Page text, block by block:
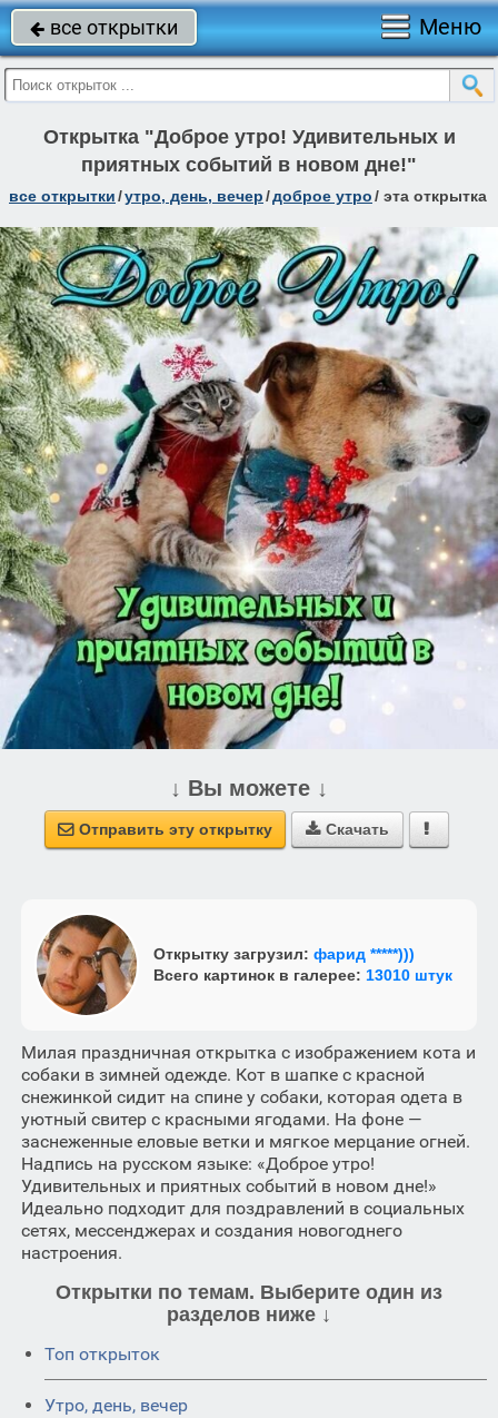
 все открытки Меню
Открытка "Доброе утро! Удивительных и
приятных событий в новом дне!"
все открытки/утро, день, вечер/доброе утро/ эта открытка
↓ Вы можете ↓
 Отправить эту открытку  Скачать 
Открытку загрузил: фарид *****)))
Всего картинок в галерее: 13010 штук
Милая праздничная открытка с изображением кота и
собаки в зимней одежде. Кот в шапке с красной
снежинкой сидит на спине у собаки, которая одета в
уютный свитер с красными ягодами. На фоне —
заснеженные еловые ветки и мягкое мерцание огней.
Надпись на русском языке: «Доброе утро!
Удивительных и приятных событий в новом дне!»
Идеально подходит для поздравлений в социальных
сетях, мессенджерах и создания новогоднего
настроения.
Открытки по темам. Выберите один из
разделов ниже ↓
Топ открыток
Утро, день, вечер